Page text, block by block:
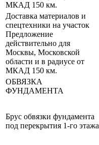
МКАД 150 км.
Доставка материалов и
спецтехники на участок
Предложение
действительно для
Москвы, Московской
области и в радиусе от
МКАД 150 км.
ОБВЯЗКА
ФУНДАМЕНТА
Брус обвязки фундамента
под перекрытия 1-го этажа